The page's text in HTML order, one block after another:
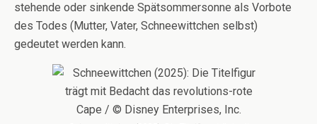
stehende oder sinkende Spätsommersonne als Vorbote
des Todes (Mutter, Vater, Schneewittchen selbst)
gedeutet werden kann.